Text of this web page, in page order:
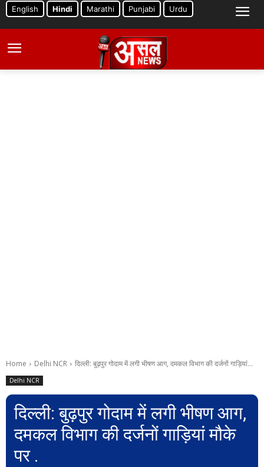
English Hindi Marathi Punjabi Urdu
Home Delhi NCR दिल्ली: बुढ़पुर गोदाम में लगी भीषण आग, दमकल विभाग की दर्जनों गाड़ियां...
Delhi NCR
दिल्ली: बुढ़पुर गोदाम में लगी भीषण आग,
दमकल विभाग की दर्जनों गाड़ियां मौके
पर .